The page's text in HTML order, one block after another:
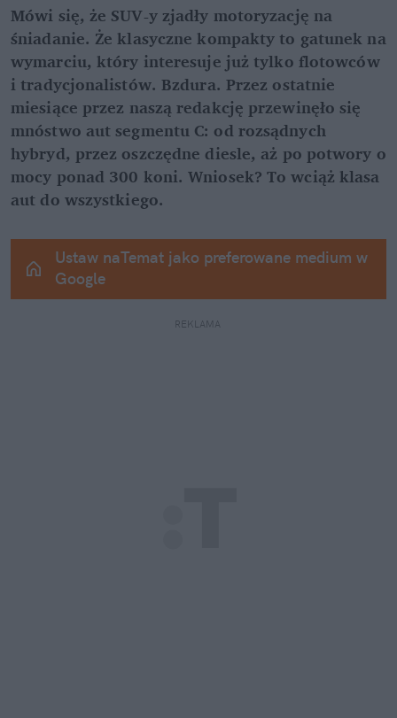
Mówi się, że SUV-y zjadły motoryzację na
śniadanie. Że klasyczne kompakty to gatunek na
wymarciu, który interesuje już tylko flotowców
i tradycjonalistów. Bzdura. Przez ostatnie
miesiące przez naszą redakcję przewinęło się
mnóstwo aut segmentu C: od rozsądnych
hybryd, przez oszczędne diesle, aż po potwory o
mocy ponad 300 koni. Wniosek? To wciąż klasa
aut do wszystkiego.
Ustaw naTemat jako preferowane medium w
Google
REKLAMA